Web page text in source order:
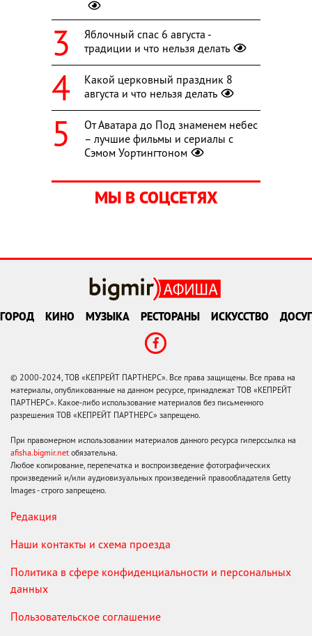
Яблочный спас 6 августа -
традиции и что нельзя делать
Какой церковный праздник 8
августа и что нельзя делать
От Аватара до Под знаменем небес
– лучшие фильмы и сериалы с
Сэмом Уортингтоном
МЫ В СОЦСЕТЯХ
ГОРОД КИНО МУЗЫКА РЕСТОРАНЫ ИСКУССТВО ДОСУГ
© 2000-2024, ТОВ «КЕПРЕЙТ ПАРТНЕРС». Все права защищены. Все права на
материалы, опубликованные на данном ресурсе, принадлежат ТОВ «КЕПРЕЙТ
ПАРТНЕРС». Какое-либо использование материалов без письменного
разрешения ТОВ «КЕПРЕЙТ ПАРТНЕРС» запрещено.
При правомерном использовании материалов данного ресурса гиперссылка на
afisha.bigmir.net обязательна.
Любое копирование, перепечатка и воспроизведение фотографических
произведений и/или аудиовизуальных произведений правообладателя Getty
Images - строго запрещено.
Редакция
Наши контакты и схема проезда
Политика в сфере конфиденциальности и персональных
данных
Пользовательское соглашение